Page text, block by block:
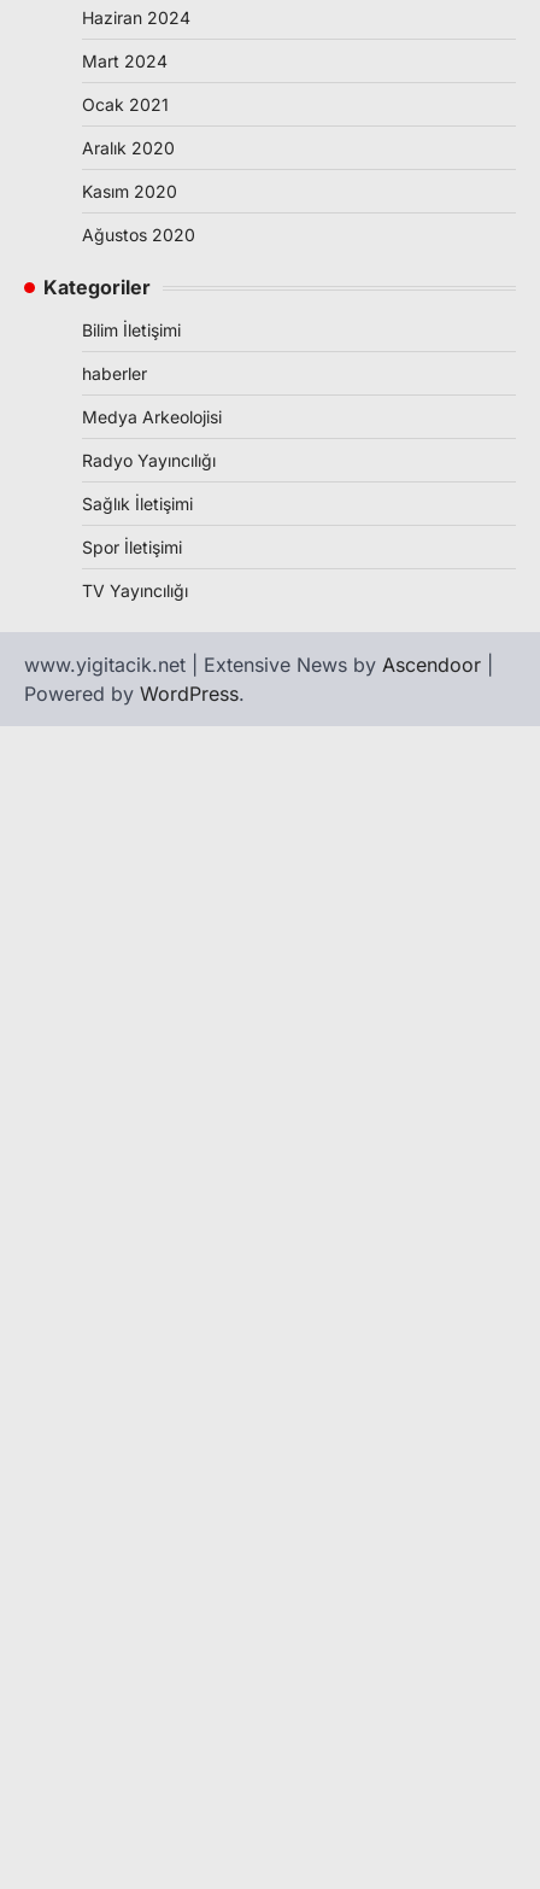
Haziran 2024
Mart 2024
Ocak 2021
Aralık 2020
Kasım 2020
Ağustos 2020
Kategoriler
Bilim İletişimi
haberler
Medya Arkeolojisi
Radyo Yayıncılığı
Sağlık İletişimi
Spor İletişimi
TV Yayıncılığı
www.yigitacik.net | Extensive News by Ascendoor
Powered by WordPress.